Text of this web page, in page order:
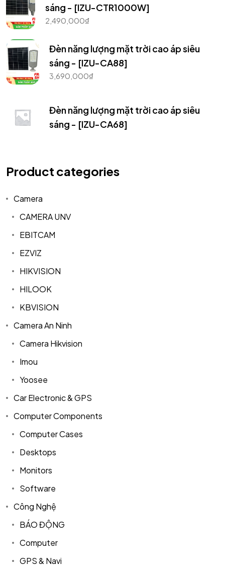
sáng - [IZU-CTR1000W]
2,490,000₫
Đèn năng lượng mặt trời cao áp siêu
sáng - [IZU-CA88]
3,690,000₫
Đèn năng lượng mặt trời cao áp siêu
sáng - [IZU-CA68]
Product categories
Camera
CAMERA UNV
EBITCAM
EZVIZ
HIKVISION
HILOOK
KBVISION
Camera An Ninh
Camera Hikvision
Imou
Yoosee
Car Electronic & GPS
Computer Components
Computer Cases
Desktops
Monitors
Software
Công Nghệ
BÁO ĐỘNG
Computer
GPS & Navi